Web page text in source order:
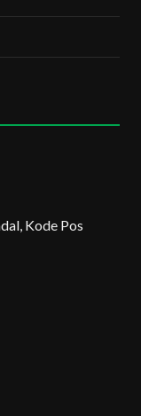
Kode Pos